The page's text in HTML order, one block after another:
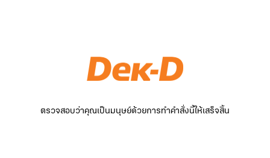
ตรวจสอบว่าคุณเป็นมนุษย์ด้วยการทำคำสั่งนี้ให้เสร็จสิ้น